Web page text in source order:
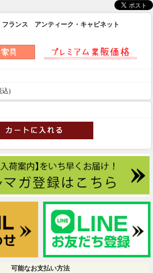
ランス アンティーク・キャビネット
込)
可能なお支払い方法